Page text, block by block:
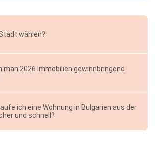
wählen?
man 2026 Immobilien gewinnbringend
ich eine Wohnung in Bulgarien aus der
und schnell?